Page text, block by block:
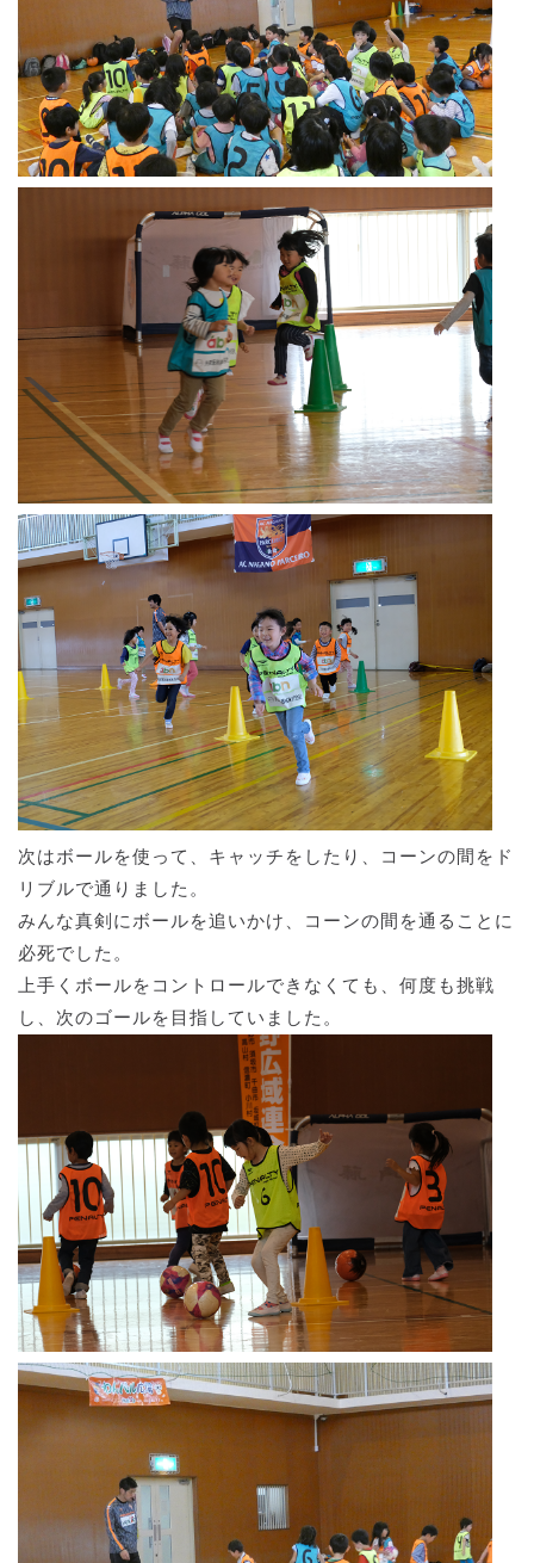
次はボールを使って、キャッチをしたり、コーンの間をド
リブルで通りました。
みんな真剣にボールを追いかけ、コーンの間を通ることに
必死でした。
上手くボールをコントロールできなくても、何度も挑戦
し、次のゴールを目指していました。